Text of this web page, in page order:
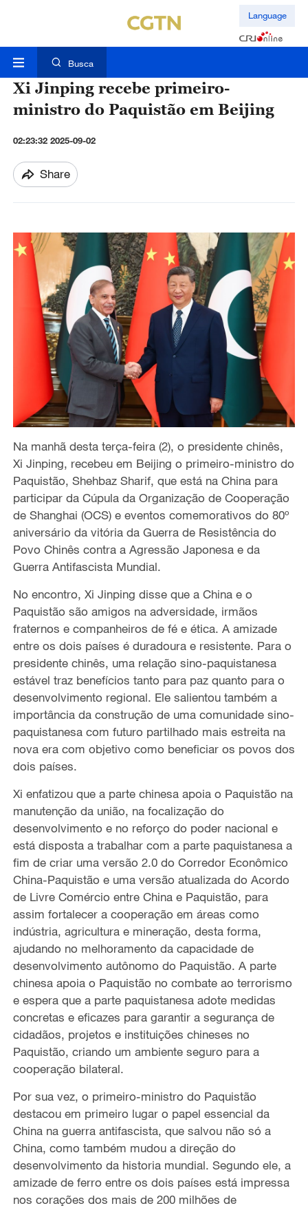
Language
Busca
Xi Jinping recebe primeiro-
ministro do Paquistão em Beijing
02:23:32 2025-09-02
Share
Na manhã desta terça-feira (2), o presidente chinês,
Xi Jinping, recebeu em Beijing o primeiro-ministro do
Paquistão, Shehbaz Sharif, que está na China para
participar da Cúpula da Organização de Cooperação
de Shanghai (OCS) e eventos comemorativos do 80º
aniversário da vitória da Guerra de Resistência do
Povo Chinês contra a Agressão Japonesa e da
Guerra Antifascista Mundial.
No encontro, Xi Jinping disse que a China e o
Paquistão são amigos na adversidade, irmãos
fraternos e companheiros de fé e ética. A amizade
entre os dois países é duradoura e resistente. Para o
presidente chinês, uma relação sino-paquistanesa
estável traz benefícios tanto para paz quanto para o
desenvolvimento regional. Ele salientou também a
importância da construção de uma comunidade sino-
paquistanesa com futuro partilhado mais estreita na
nova era com objetivo como beneficiar os povos dos
dois países.
Xi enfatizou que a parte chinesa apoia o Paquistão na
manutenção da união, na focalização do
desenvolvimento e no reforço do poder nacional e
está disposta a trabalhar com a parte paquistanesa a
fim de criar uma versão 2.0 do Corredor Econômico
China-Paquistão e uma versão atualizada do Acordo
de Livre Comércio entre China e Paquistão, para
assim fortalecer a cooperação em áreas como
indústria, agricultura e mineração, desta forma,
ajudando no melhoramento da capacidade de
desenvolvimento autônomo do Paquistão. A parte
chinesa apoia o Paquistão no combate ao terrorismo
e espera que a parte paquistanesa adote medidas
concretas e eficazes para garantir a segurança de
cidadãos, projetos e instituições chineses no
Paquistão, criando um ambiente seguro para a
cooperação bilateral.
Por sua vez, o primeiro-ministro do Paquistão
destacou em primeiro lugar o papel essencial da
China na guerra antifascista, que salvou não só a
China, como também mudou a direção do
desenvolvimento da historia mundial. Segundo ele, a
amizade de ferro entre os dois países está impressa
nos corações dos mais de 200 milhões de